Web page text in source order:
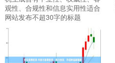
观性、合规性和信息实用性适合
网站发布不超30字的标题